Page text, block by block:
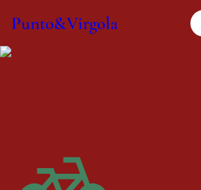
Punto&Virgola